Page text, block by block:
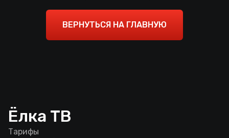
ВЕРНУТЬСЯ НА ГЛАВНУЮ
Ёлка ТВ
Тарифы